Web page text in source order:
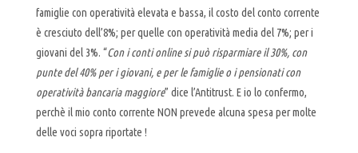
famiglie con operatività elevata e bassa, il costo del conto corrente
è cresciuto dell’8%; per quelle con operatività media del 7%; per i
giovani del 3%. “Con i conti online si può risparmiare il 30%, con
punte del 40% per i giovani, e per le famiglie o i pensionati con
operatività bancaria maggiore” dice l’Antitrust. E io lo confermo,
perchè il mio conto corrente NON prevede alcuna spesa per molte
delle voci sopra riportate !